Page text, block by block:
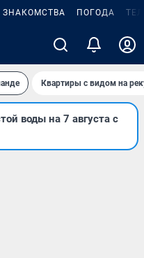
ЗНАКОМСТВА ПОГОДА
Квартиры с видом на
воды на 7 августа с